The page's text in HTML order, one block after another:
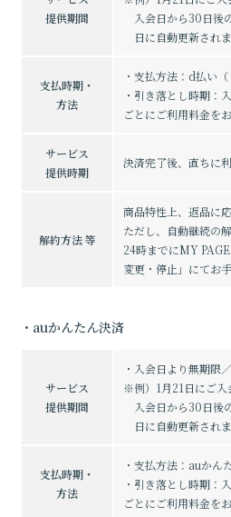
提供期間
入会日から30日後
日に自動更新され
支払時期・
方法
・支払方法：d払い
・引き落とし時期：
ごとにご利用料金を
サービス
提供時期
決済完了後、直ちに
解約方法 等
商品特性上、返品に
ただし、自動継続の
24時までにMY
変更・停止」にてお
・auかんたん決済
サービス
提供期間
・入会日より無期限
※例）1月21日にご入
入会日から30日後
日に自動更新され
支払時期・
方法
・支払方法：auかん
・引き落とし時期：
ごとにご利用料金を